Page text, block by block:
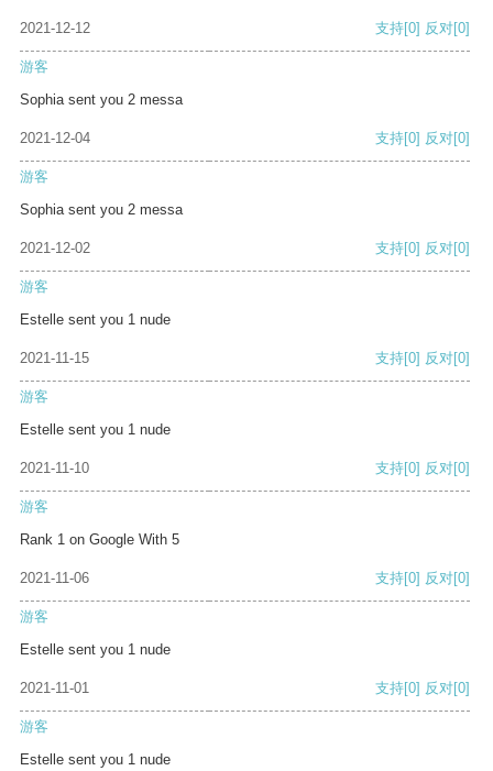
2021-12-12 支持[0] 反对[0]
游客
Sophia sent you 2 messa
2021-12-04 支持[0] 反对[0]
游客
Sophia sent you 2 messa
2021-12-02 支持[0] 反对[0]
游客
Estelle sent you 1 nude
2021-11-15 支持[0] 反对[0]
游客
Estelle sent you 1 nude
2021-11-10 支持[0] 反对[0]
游客
Rank 1 on Google With 5
2021-11-06 支持[0] 反对[0]
游客
Estelle sent you 1 nude
2021-11-01 支持[0] 反对[0]
游客
Estelle sent you 1 nude